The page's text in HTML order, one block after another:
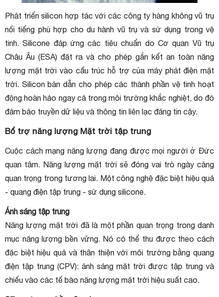
Phát triển silicon hợp tác với các công ty hàng không vũ trụ
nổi tiếng phù hợp cho du hành vũ trụ và sử dụng trong vệ
tinh. Silicone đáp ứng các tiêu chuẩn do Cơ quan Vũ trụ
Châu Âu (ESA) đặt ra và cho phép gắn kết an toàn năng
lượng mặt trời vào cấu trúc hỗ trợ của máy phát điện mặt
trời. Silicon bán dẫn cho phép các thành phần vệ tinh hoạt
động hoàn hảo ngay cả trong môi trường khắc nghiệt, do đó
đảm bảo truyền dữ liệu và thông tin liên lạc đáng tin cậy.
Bổ trợ năng lượng Mặt trời tập trung
Cuộc cách mạng năng lượng đang được mọi người ở Đức
quan tâm. Năng lượng mặt trời sẽ đóng vai trò ngày càng
quan trọng trong tương lai. Một công nghệ đặc biệt hiệu quả
- quang điện tập trung - sử dụng silicone.
Ánh sáng tập trung
Năng lượng mặt trời đã là một phần quan trọng trong danh
mục năng lượng bền vững. Nó có thể thu được theo cách
đặc biệt hiệu quả và thân thiện với môi trường bằng quang
điện tập trung (CPV): ánh sáng mặt trời được tập trung và
chiếu vào các tế bào năng lượng mặt trời hiệu suất cao.